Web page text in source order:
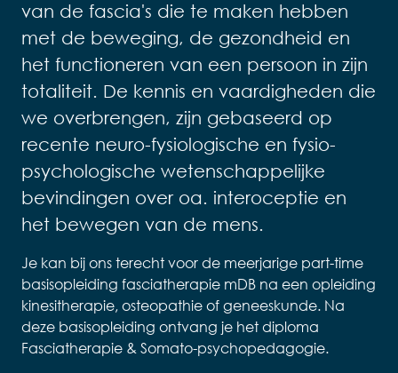
van de fascia's die te maken hebben
met de beweging, de gezondheid en
het functioneren van een persoon in zijn
totaliteit. De kennis en vaardigheden die
we overbrengen, zijn gebaseerd op
recente neuro-fysiologische en fysio-
psychologische wetenschappelijke
bevindingen over oa. interoceptie en
het bewegen van de mens.
Je kan bij ons terecht voor de meerjarige part-time
basisopleiding fasciatherapie mDB na een opleiding
kinesitherapie, osteopathie of geneeskunde. Na
deze basisopleiding ontvang je het diploma
Fasciatherapie & Somato-psychopedagogie.